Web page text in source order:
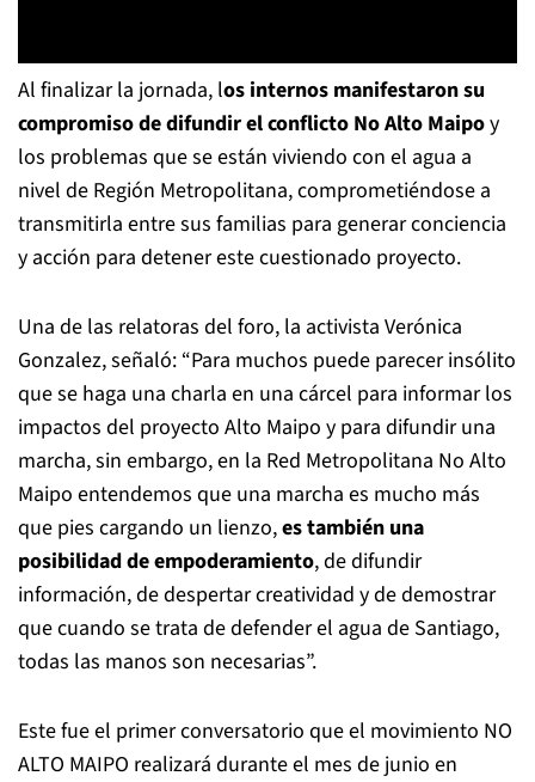
Al finalizar la jornada, los internos manifestaron su
compromiso de difundir el conflicto No Alto Maipoy
los problemas que se están viviendo con el agua a
nivel de Región Metropolitana, comprometiéndose a
transmitirla entre sus familias para generar conciencia
y acción para detener este cuestionado proyecto.
Una de las relatoras del foro, la activista Verónica
Gonzalez, señaló: “Para muchos puede parecer insólito
que se haga una charla en una cárcel para informar los
impactos del proyecto Alto Maipo y para difundir una
marcha, sin embargo, en la Red Metropolitana No Alto
Maipo entendemos que una marcha es mucho más
que pies cargando un lienzo,es también una
posibilidad de empoderamiento, de difundir
información, de despertar creatividad y de demostrar
que cuando se trata de defender el agua de Santiago,
todas las manos son necesarias”.
Este fue el primer conversatorio que el movimiento NO
ALTO MAIPO realizará durante el mes de junio en